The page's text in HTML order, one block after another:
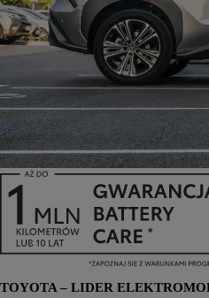
TOYOTA – LIDER